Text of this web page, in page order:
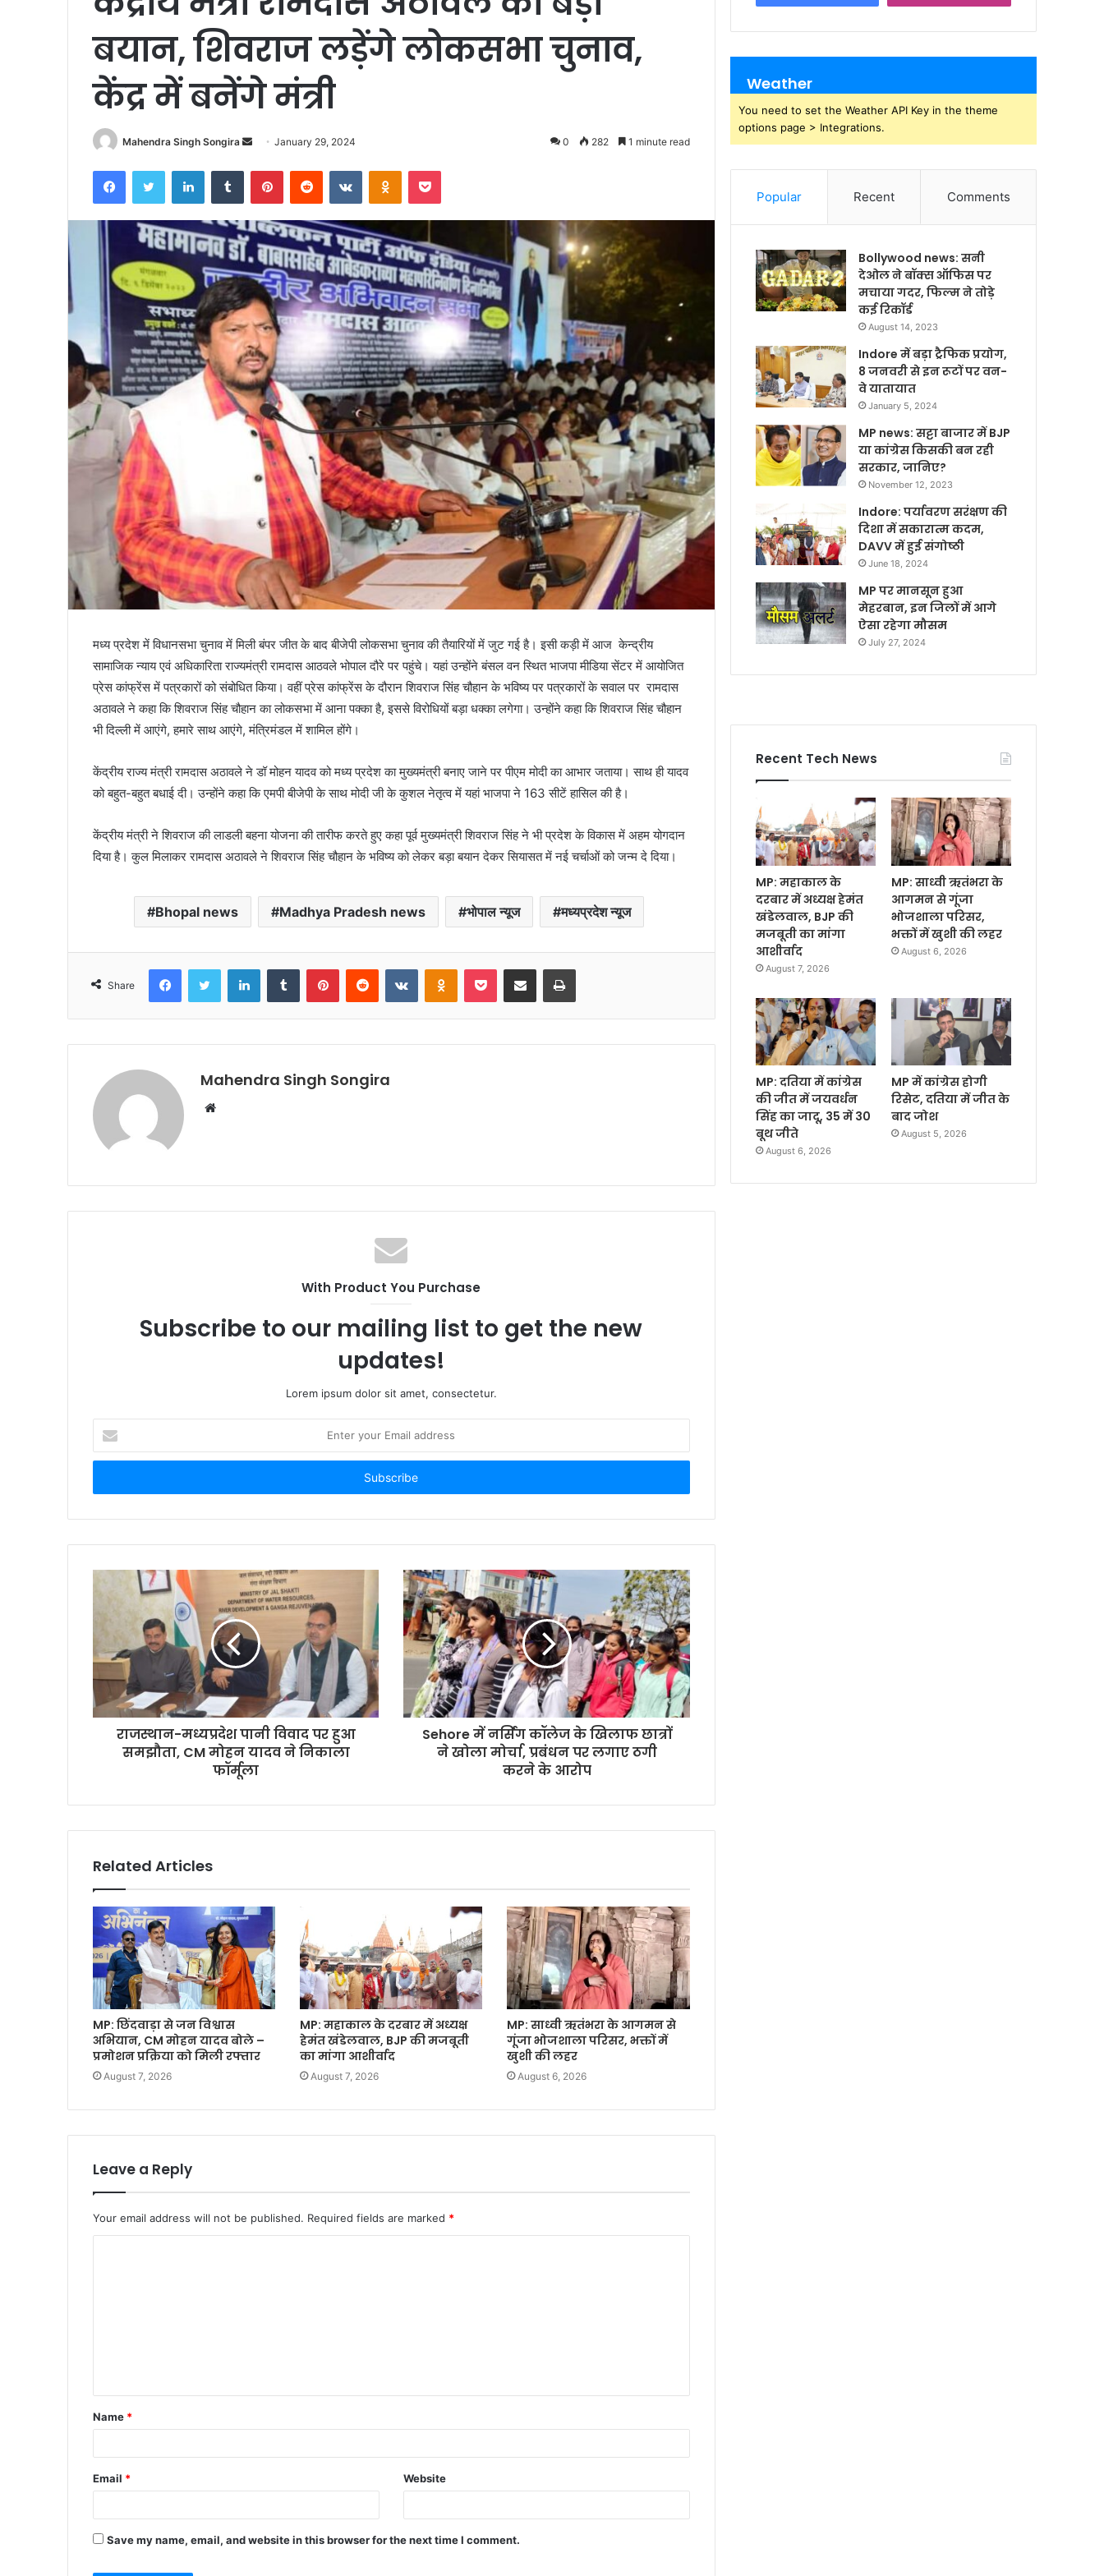
बयान, शिवराज लड़ेंगे लोकसभा चुनाव,
केंद्र में बनेंगे मंत्री
Mahendra Singh Songira
Send
email
January 29, 2024 0 282 1 minute read
FacebookTwitter LinkedInTumblr PinterestReddit VKontakteOdnoklassniki
Pocket
मध्य प्रदेश में विधानसभा चुनाव में मिली बंपर जीत के बाद बीजेपी लोकसभा चुनाव की तैयारियों में जुट गई है। इसी कड़ी में आज केन्द्रीय
सामाजिक न्याय एवं अधिकारिता राज्यमंत्री रामदास आठवले भोपाल दौरे पर पहुंचे। यहां उन्होंने बंसल वन स्थित भाजपा मीडिया सेंटर में आयोजित
प्रेस कांफ्रेंस में पत्रकारों को संबोधित किया। वहीं प्रेस कांफ्रेंस के दौरान शिवराज सिंह चौहान के भविष्य पर पत्रकारों के सवाल पर रामदास
अठावले ने कहा कि शिवराज सिंह चौहान का लोकसभा में आना पक्का है, इससे विरोधियों बड़ा धक्का लगेगा। उन्होंने कहा कि शिवराज सिंह चौहान
भी दिल्ली में आएंगे, हमारे साथ आएंगे, मंत्रिमंडल में शामिल होंगे।
केंद्रीय राज्य मंत्री रामदास अठावले ने डॉ मोहन यादव को मध्य प्रदेश का मुख्यमंत्री बनाए जाने पर पीएम मोदी का आभार जताया। साथ ही यादव
को बहुत-बहुत बधाई दी। उन्होंने कहा कि एमपी बीजेपी के साथ मोदी जी के कुशल नेतृत्व में यहां भाजपा ने 163 सीटें हासिल की है।
केंद्रीय मंत्री ने शिवराज की लाडली बहना योजना की तारीफ करते हुए कहा पूर्व मुख्यमंत्री शिवराज सिंह ने भी प्रदेश के विकास में अहम योगदान
दिया है। कुल मिलाकर रामदास अठावले ने शिवराज सिंह चौहान के भविष्य को लेकर बड़ा बयान देकर सियासत में नई चर्चाओं को जन्म दे दिया।
Bhopal news Madhya Pradesh news भोपाल न्यूज मध्यप्रदेश न्यूज
Share
FacebookTwitter LinkedInTumblr PinterestReddit VKontakteOdnoklassniki
Pocket Share via Email Print
Mahendra Singh Songira
Website
With Product You Purchase
Subscribe to our mailing list to get the new
updates!
Lorem ipsum dolor sit amet, consectetur.
your
Email
राजस्थान-मध्यप्रदेश पानी विवाद पर हुआ
समझौता, CM मोहन यादव ने निकाला
फॉर्मूला
Sehore में नर्सिंग कॉलेज के खिलाफ छात्रों
ने खोला मोर्चा, प्रबंधन पर लगाए ठगी
करने के आरोप
Related Articles
MP: छिंदवाड़ा से जन विश्वास
अभियान, CM मोहन यादव बोले –
प्रमोशन प्रक्रिया को मिली रफ्तार
August 7, 2026
MP: महाकाल के दरबार में अध्यक्ष
हेमंत खंडेलवाल, BJP की मजबूती
का मांगा आशीर्वाद
August 7, 2026
MP: साध्वी ऋतंभरा के आगमन से
गूंजा भोजशाला परिसर, भक्तों में
खुशी की लहर
August 6, 2026
Leave a Reply
Your email address will not be published. Required fields are marked *
t
*
Name *
Email * Website
Save my name, email, and website in this browser for the next time I comment.
Weather
You need to set the Weather API Key in the theme
options page > Integrations.
Popular Recent Comments
Bollywood news: सनी
देओल ने बॉक्स ऑफिस पर
मचाया गदर, फिल्म ने तोड़े
कई रिकॉर्ड
August 14, 2023
Indore में बड़ा ट्रैफिक प्रयोग,
8 जनवरी से इन रूटों पर वन-
वे यातायात
January 5, 2024
MP news: सट्टा बाजार में BJP
या कांग्रेस किसकी बन रही
सरकार, जानिए?
November 12, 2023
Indore: पर्यावरण सरंक्षण की
दिशा में सकारात्म कदम,
DAVV में हुई संगोष्ठी
June 18, 2024
MP पर मानसून हुआ
मेहरबान, इन जिलों में आगे
ऐसा रहेगा मौसम
July 27, 2024
Recent Tech News
MP: महाकाल के
दरबार में अध्यक्ष हेमंत
खंडेलवाल, BJP की
मजबूती का मांगा
आशीर्वाद
August 7, 2026
MP: साध्वी ऋतंभरा के
आगमन से गूंजा
भोजशाला परिसर,
भक्तों में खुशी की लहर
August 6, 2026
MP: दतिया में कांग्रेस
की जीत में जयवर्धन
सिंह का जादू, 35 में 30
बूथ जीते
August 6, 2026
MP में कांग्रेस होगी
रिसेट, दतिया में जीत के
बाद जोश
August 5, 2026